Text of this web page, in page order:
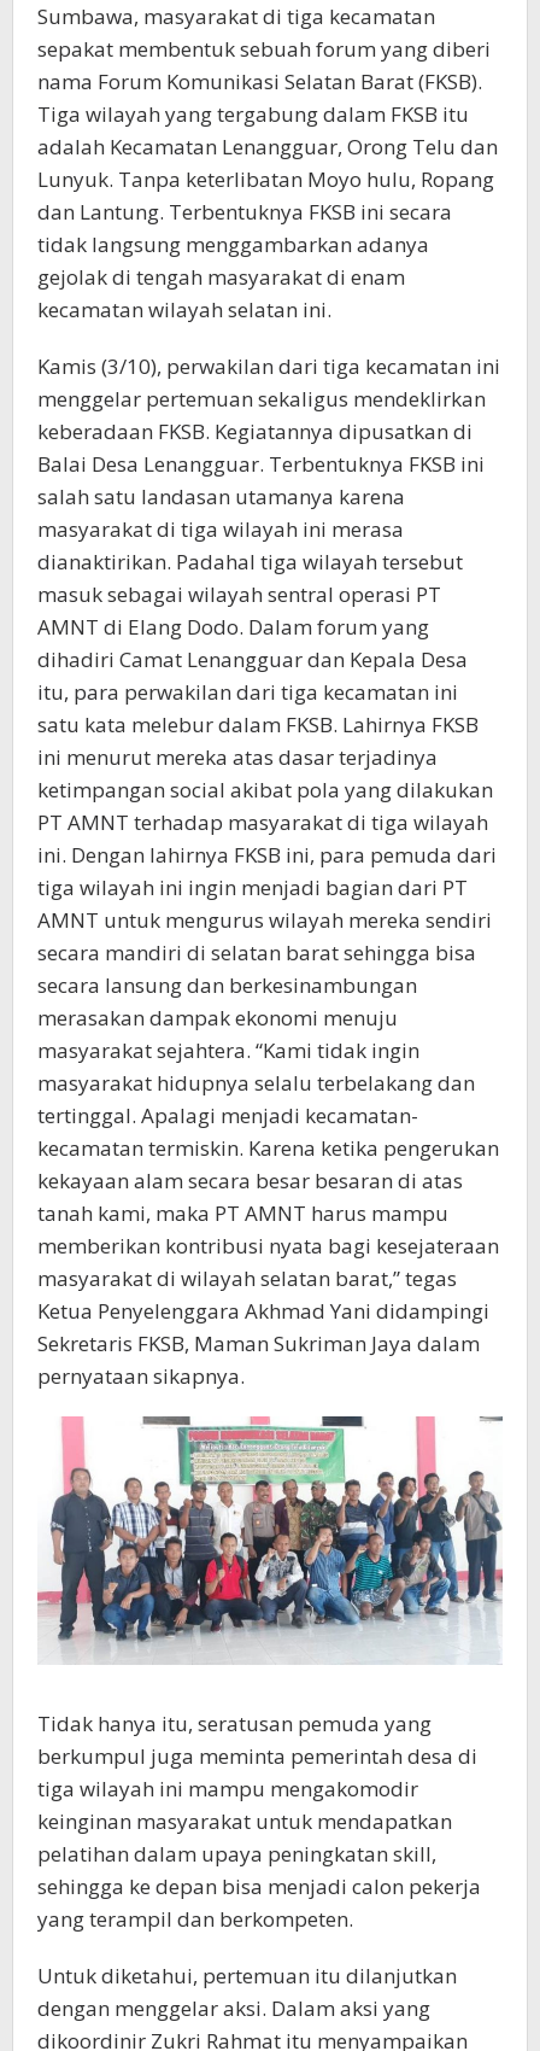
Sumbawa, masyarakat di tiga kecamatan
sepakat membentuk sebuah forum yang diberi
nama Forum Komunikasi Selatan Barat (FKSB).
Tiga wilayah yang tergabung dalam FKSB itu
adalah Kecamatan Lenangguar, Orong Telu dan
Lunyuk. Tanpa keterlibatan Moyo hulu, Ropang
dan Lantung. Terbentuknya FKSB ini secara
tidak langsung menggambarkan adanya
gejolak di tengah masyarakat di enam
kecamatan wilayah selatan ini.
Kamis (3/10), perwakilan dari tiga kecamatan ini
menggelar pertemuan sekaligus mendeklirkan
keberadaan FKSB. Kegiatannya dipusatkan di
Balai Desa Lenangguar. Terbentuknya FKSB ini
salah satu landasan utamanya karena
masyarakat di tiga wilayah ini merasa
dianaktirikan. Padahal tiga wilayah tersebut
masuk sebagai wilayah sentral operasi PT
AMNT di Elang Dodo. Dalam forum yang
dihadiri Camat Lenangguar dan Kepala Desa
itu, para perwakilan dari tiga kecamatan ini
satu kata melebur dalam FKSB. Lahirnya FKSB
ini menurut mereka atas dasar terjadinya
ketimpangan social akibat pola yang dilakukan
PT AMNT terhadap masyarakat di tiga wilayah
ini. Dengan lahirnya FKSB ini, para pemuda dari
tiga wilayah ini ingin menjadi bagian dari PT
AMNT untuk mengurus wilayah mereka sendiri
secara mandiri di selatan barat sehingga bisa
secara lansung dan berkesinambungan
merasakan dampak ekonomi menuju
masyarakat sejahtera. “Kami tidak ingin
masyarakat hidupnya selalu terbelakang dan
tertinggal. Apalagi menjadi kecamatan-
kecamatan termiskin. Karena ketika pengerukan
kekayaan alam secara besar besaran di atas
tanah kami, maka PT AMNT harus mampu
memberikan kontribusi nyata bagi kesejateraan
masyarakat di wilayah selatan barat,” tegas
Ketua Penyelenggara Akhmad Yani didampingi
Sekretaris FKSB, Maman Sukriman Jaya dalam
pernyataan sikapnya.
Tidak hanya itu, seratusan pemuda yang
berkumpul juga meminta pemerintah desa di
tiga wilayah ini mampu mengakomodir
keinginan masyarakat untuk mendapatkan
pelatihan dalam upaya peningkatan skill,
sehingga ke depan bisa menjadi calon pekerja
yang terampil dan berkompeten.
Untuk diketahui, pertemuan itu dilanjutkan
dengan menggelar aksi. Dalam aksi yang
dikoordinir Zukri Rahmat itu menyampaikan